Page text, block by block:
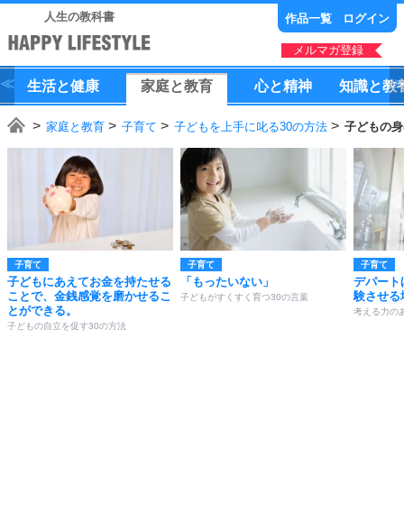
人生の教科書 作品一覧 ログイン
メルマガ登録
生活と健康 家庭と教育 心と精神 知識と教
家庭と教育 子育て 子どもを上手に叱る30の方法 子どもの
子育て
子どもにあえてお金を持たせる
ことで、金銭感覚を磨かせるこ
とができる。
子どもの自立を促す30の方法
子育て
「もったいない」
子どもがすくすく育つ30の言葉
子育て
デパート
験させる
考える力の